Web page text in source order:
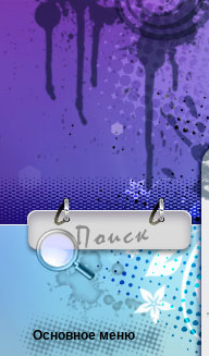
Основное меню